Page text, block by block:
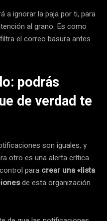
a ignorar la paja por ti, para
al grano. Es como
el correo basura antes
podrás
de verdad te
son iguales, y
otro es una alerta crítica.
para crear una «lista
de esta organización